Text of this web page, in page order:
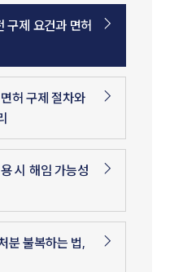
구제 요건과 면허
허 구제 절차와
시 해임 가능성
분 불복하는 법,